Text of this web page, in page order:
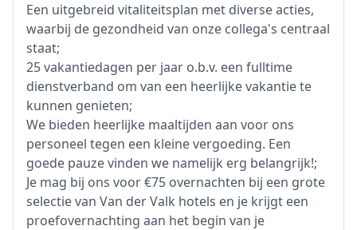
Een uitgebreid vitaliteitsplan met diverse acties,
waarbij de gezondheid van onze collega's centraal
staat;
25 vakantiedagen per jaar o.b.v. een fulltime
dienstverband om van een heerlijke vakantie te
kunnen genieten;
We bieden heerlijke maaltijden aan voor ons
personeel tegen een kleine vergoeding. Een
goede pauze vinden we namelijk erg belangrijk!;
Je mag bij ons voor €75 overnachten bij een grote
selectie van Van der Valk hotels en je krijgt een
proefovernachting aan het begin van je